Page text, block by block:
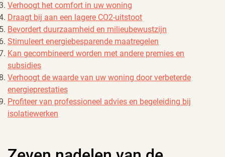
Verhoogt het comfort in uw woning
Draagt bij aan een lagere CO2-uitstoot
Bevordert duurzaamheid en milieubewustzijn
Stimuleert energiebesparende maatregelen
Kan gecombineerd worden met andere premies en
subsidies
Verhoogt de waarde van uw woning door verbeterde
energieprestaties
Profiteer van professioneel advies en begeleiding bij
isolatiewerken